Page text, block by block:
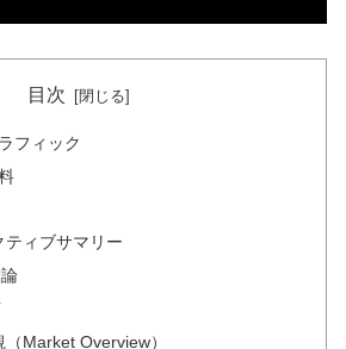
目次
フィック
ィブサマリー
Market Overview）